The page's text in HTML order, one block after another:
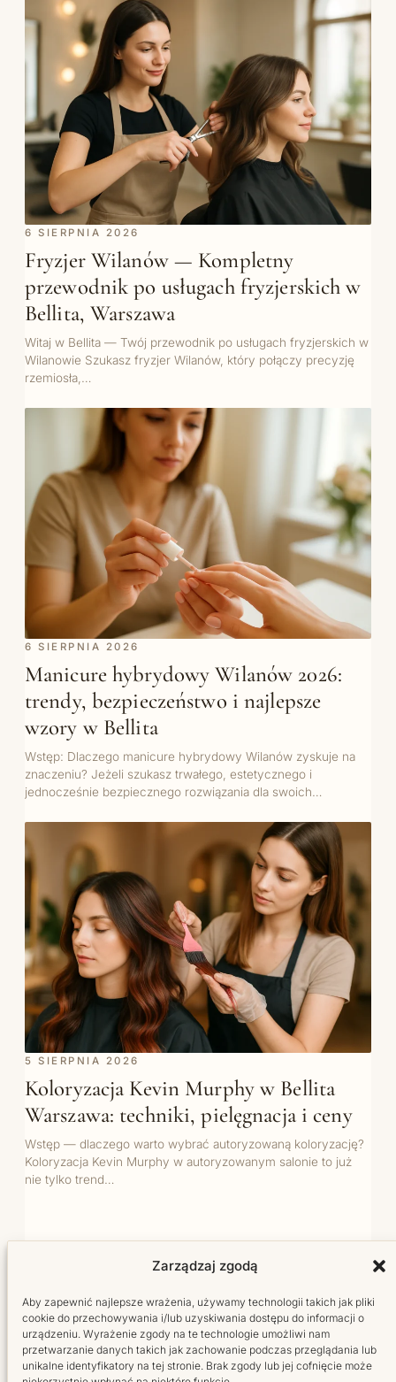
Zarządzaj zgodą
Aby zapewnić najlepsze wrażenia, używamy technologii takich jak pliki
cookie do przechowywania i/lub uzyskiwania dostępu do informacji o
urządzeniu. Wyrażenie zgody na te technologie umożliwi nam
przetwarzanie danych takich jak zachowanie podczas przeglądania lub
unikalne identyfikatory na tej stronie. Brak zgody lub jej cofnięcie może
6 SIERPNIA 2026
Fryzjer Wilanów — Kompletny
przewodnik po usługach fryzjerskich w
Bellita, Warszawa
Witaj w Bellita — Twój przewodnik po usługach fryzjerskich w
Wilanowie Szukasz fryzjer Wilanów, który połączy precyzję
rzemiosła,…
6 SIERPNIA 2026
Manicure hybrydowy Wilanów 2026:
trendy, bezpieczeństwo i najlepsze
wzory w Bellita
Wstęp: Dlaczego manicure hybrydowy Wilanów zyskuje na
znaczeniu? Jeżeli szukasz trwałego, estetycznego i
jednocześnie bezpiecznego rozwiązania dla swoich…
5 SIERPNIA 2026
Koloryzacja Kevin Murphy w Bellita
Warszawa: techniki, pielęgnacja i ceny
Wstęp — dlaczego warto wybrać autoryzowaną koloryzację?
Koloryzacja Kevin Murphy w autoryzowanym salonie to już
nie tylko trend…
WSZYSTKIE WPISY →